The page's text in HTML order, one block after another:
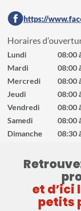
https://
Horaires
Lundi
08:00
Mardi
08:00
Mercredi
08:00
Jeudi
08:00
Vendredi
08:00
Samedi
08:00
Dimanche
08:30
et d’ici
petits